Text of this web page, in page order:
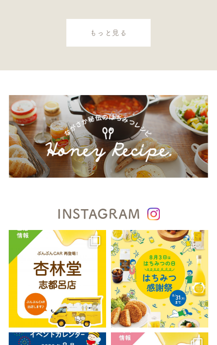
もっと見る
INSTAGRAM